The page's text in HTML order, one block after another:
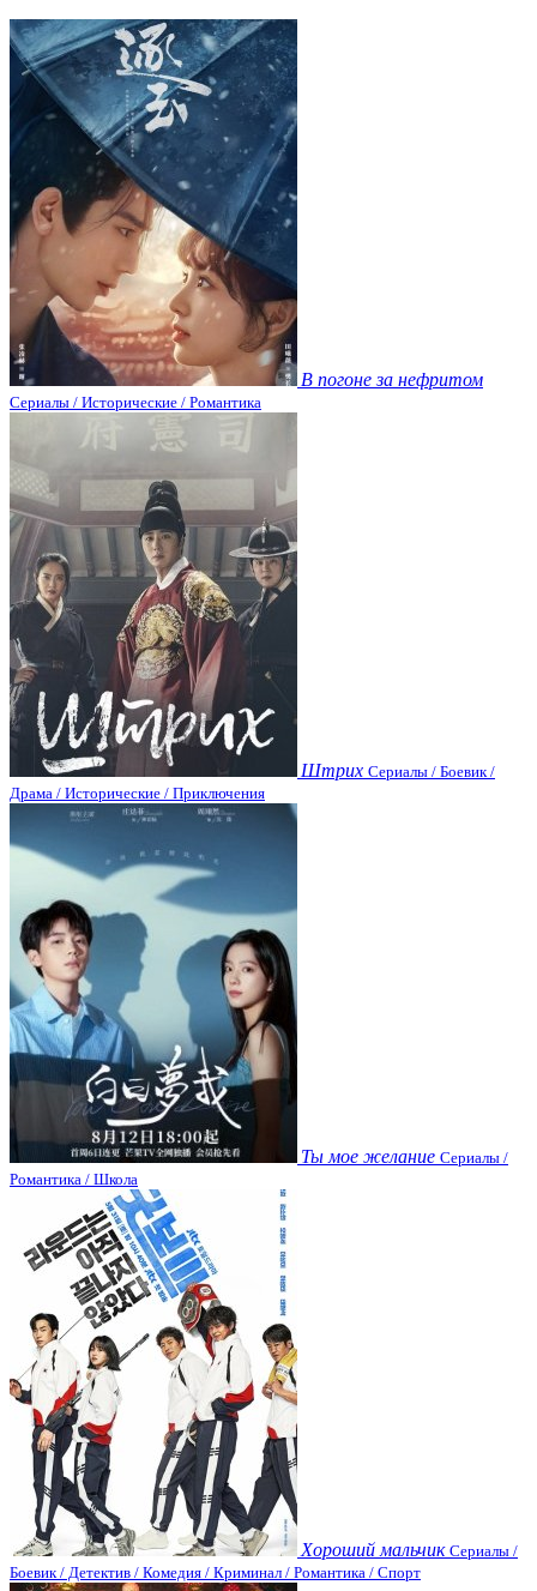
В погоне за нефритом
Сериалы / Исторические / Романтика
Штрих Сериалы / Боевик /
Драма / Исторические / Приключения
Ты мое желание Сериалы /
Романтика / Школа
Хороший мальчик Сериалы /
Боевик / Детектив / Комедия / Криминал / Романтика / Спорт